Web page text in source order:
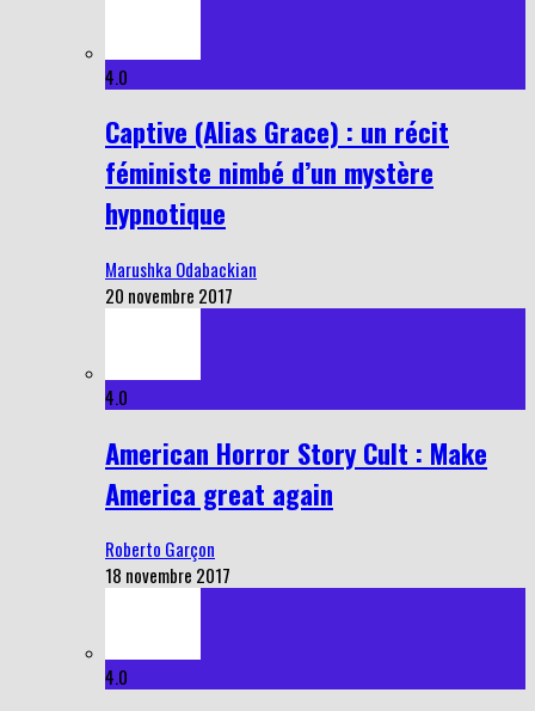
4.0
Captive (Alias Grace) : un récit
féministe nimbé d’un mystère
hypnotique
Marushka Odabackian
20 novembre 2017
4.0
American Horror Story Cult : Make
America great again
Roberto Garçon
18 novembre 2017
4.0